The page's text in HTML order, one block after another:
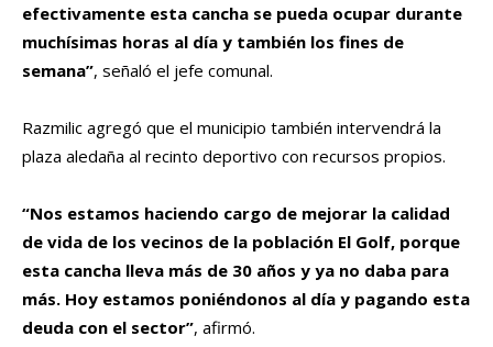
efectivamente esta cancha se pueda ocupar durante
muchísimas horas al día y también los fines de
semana”, señaló el jefe comunal.
Razmilic agregó que el municipio también intervendrá la
plaza aledaña al recinto deportivo con recursos propios.
“Nos estamos haciendo cargo de mejorar la calidad
de vida de los vecinos de la población El Golf, porque
esta cancha lleva más de 30 años y ya no daba para
más. Hoy estamos poniéndonos al día y pagando esta
deuda con el sector”, afirmó.